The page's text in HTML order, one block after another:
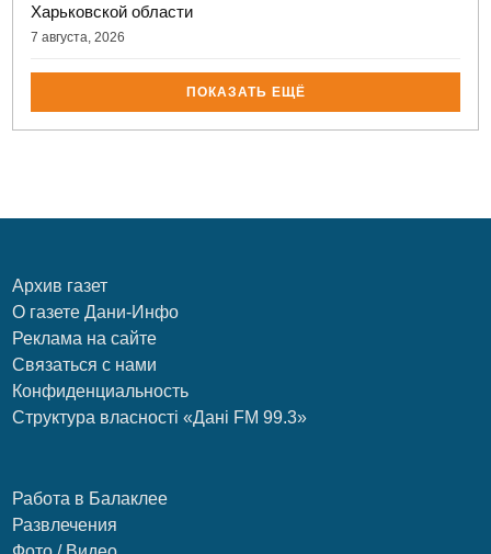
Харьковской области
7 августа, 2026
ПОКАЗАТЬ ЕЩЁ
Архив газет
О газете Дани-Инфо
Реклама на сайте
Связаться с нами
Конфиденциальность
Структура власності «Дані FM 99.3»
Работа в Балаклее
Развлечения